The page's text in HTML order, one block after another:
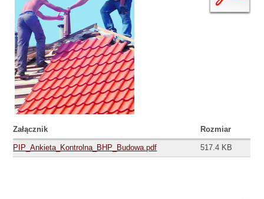
Załącznik Rozmiar
PIP_Ankieta_Kontrolna_BHP_Budowa.pdf 517.4 KB